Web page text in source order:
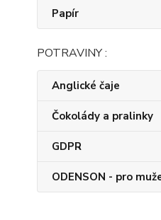
Papír
POTRAVINY :
Anglické čaje
Čokolády a pralinky
GDPR
ODENSON - pro